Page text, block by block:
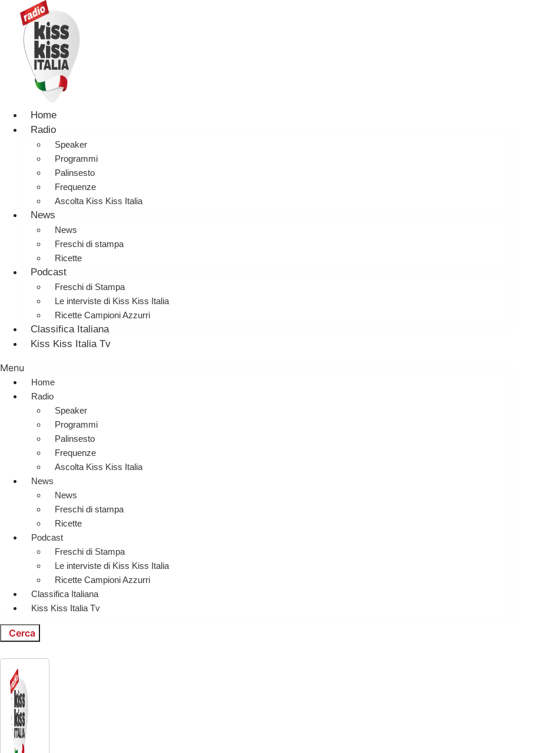
Home
Radio
Speaker
Programmi
Palinsesto
Frequenze
Ascolta Kiss Kiss Italia
News
News
Freschi di stampa
Ricette
Podcast
Freschi di Stampa
Le interviste di Kiss Kiss Italia
Ricette Campioni Azzurri
Classifica Italiana
Kiss Kiss Italia Tv
Menu
Home
Radio
Speaker
Programmi
Palinsesto
Frequenze
Ascolta Kiss Kiss Italia
News
News
Freschi di stampa
Ricette
Podcast
Freschi di Stampa
Le interviste di Kiss Kiss Italia
Ricette Campioni Azzurri
Classifica Italiana
Kiss Kiss Italia Tv
Cerca